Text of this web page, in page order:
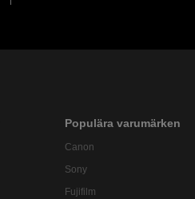
Populära varumärken
Canon
Sony
Fujifilm